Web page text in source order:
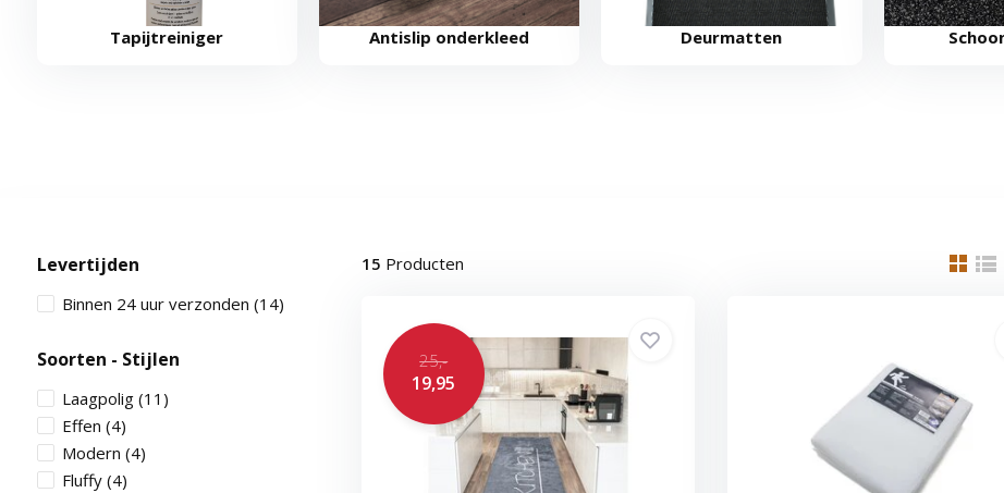
Tapijtreiniger Antislip onderkleed Deurmatten
Levertijden
Binnen 24 uur verzonden (14)
Soorten - Stijlen
Laagpolig (11)
Effen (4)
Modern (4)
Fluffy (4)
15 Producten
25,-
19,95